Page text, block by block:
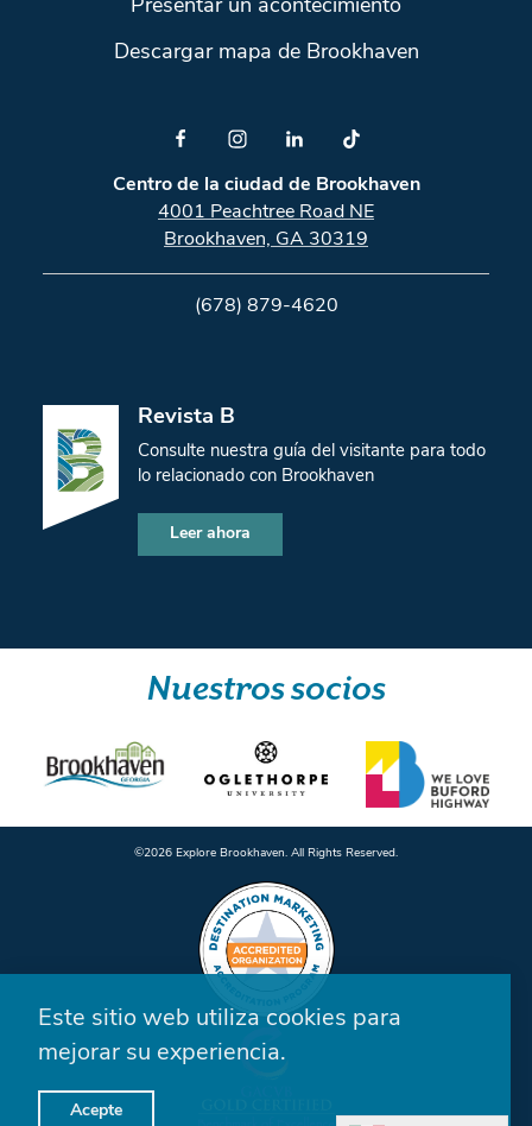
Presentar un acontecimiento
Descargar mapa de Brookhaven
Centro de la ciudad de Brookhaven
4001 Peachtree Road NE
Brookhaven, GA 30319
(678) 879-4620
Revista B
Consulte nuestra guía del visitante para todo
lo relacionado con Brookhaven
Leer ahora
Nuestros socios
©️2026 Explore Brookhaven. All Rights Reserved.
Este sitio web utiliza cookies para
mejorar su experiencia.
Acepte